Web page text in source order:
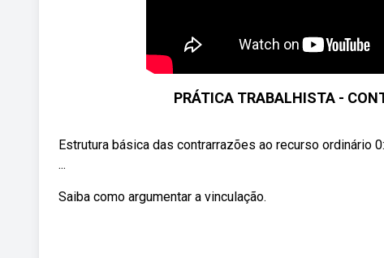
PRÁTICA TRABALHISTA -
Estrutura básica das contrarrazões ao recurso ordinário
...
Saiba como argumentar a vinculação.